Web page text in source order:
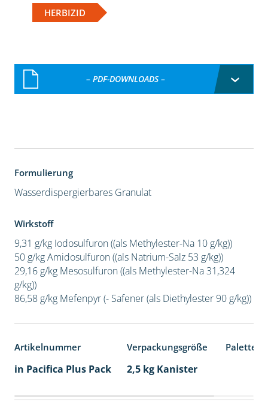
HERBIZID
– PDF-DOWNLOADS –
Formulierung
Wasserdispergierbares Granulat
Wirkstoff
9,31 g/kg Iodosulfuron ((als Methylester-Na 10 g/kg))
50 g/kg Amidosulfuron ((als Natrium-Salz 53 g/kg))
29,16 g/kg Mesosulfuron ((als Methylester-Na 31,324
g/kg))
86,58 g/kg Mefenpyr (- Safener (als Diethylester 90 g/kg))
Artikelnummer Verpackungsgröße
in Pacifica Plus Pack 2,5 kg Kanister